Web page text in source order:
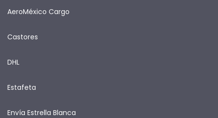
AeroMéxico Cargo
Castores
DHL
Estafeta
Envía Estrella Blanca